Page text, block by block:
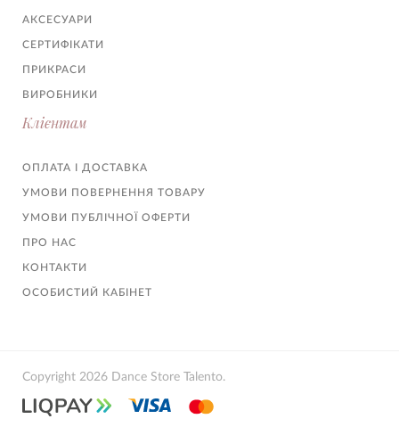
АКСЕСУАРИ
СЕРТИФІКАТИ
ПРИКРАСИ
ВИРОБНИКИ
Клієнтам
ОПЛАТА І ДОСТАВКА
УМОВИ ПОВЕРНЕННЯ ТОВАРУ
УМОВИ ПУБЛІЧНОЇ ОФЕРТИ
ПРО НАС
КОНТАКТИ
ОСОБИСТИЙ КАБІНЕТ
Copyright 2026 Dance Store Talento.